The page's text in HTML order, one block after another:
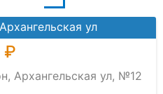
Архангельская ул
₽
Архангельская ул, №12